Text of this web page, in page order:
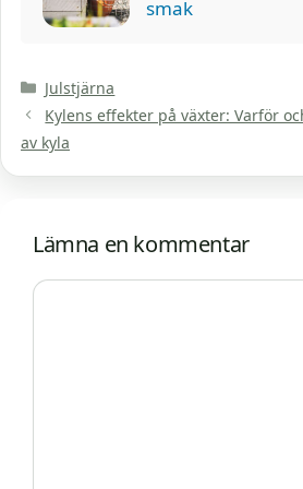
smak
Kategorier
Julstjärna
Kylens effekter på växter: Varför
av kyla
Lämna en kommentar
Kommentar